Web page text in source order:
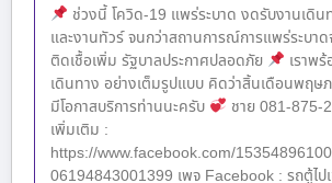
ช่วงนี้ โควิด-19 แพร่ระบาด งดรับงานเดิน
และงานทัวร์ จนกว่าสถานการณ์การแพร่ระบา
ติดเชื้อเพิ่ม รัฐบาลประกาศปลอดภัย
เราพ
เดินทาง อย่างเต็มรูปแบบ คิดว่าสิ้นเดือนพฤษ
มีโอกาสบริการท่านนะครับ
ชาย 081-875-
เพิ่มเติม :
https://www.facebook.com/
06194843001399 เพจ Facebook : รถตู้ไป